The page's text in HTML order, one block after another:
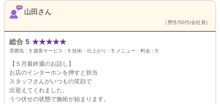
山田さん
（男性/50代/会社員）
総合 5 ★★★★★
雰囲気： 5 接客サービス： 5 技術・仕上がり： 5 メニュー・料金： 5
【５月最終週のお話し】
お店のインターホンを押すと担当
スタッフさんがいつもの笑顔で
出迎えてくれました。
うつ伏せの状態で施術が始まります。